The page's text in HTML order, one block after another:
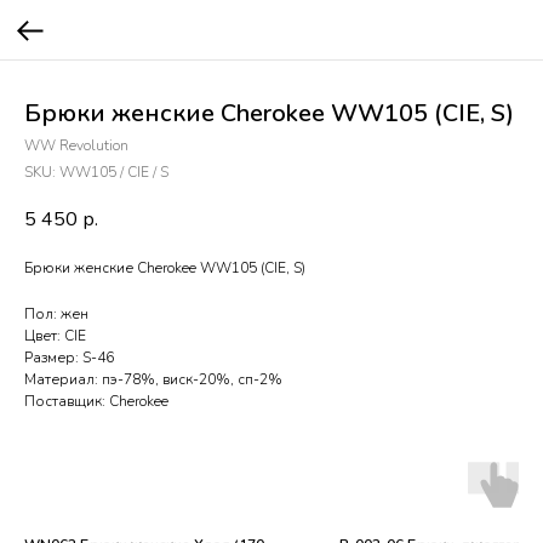
Брюки женские Cherokee WW105 (CIE, S)
WW Revolution
SKU: WW105 / CIE / S
5 450 р.
Брюки женские Cherokee WW105 (CIE, S)
Пол: жен
Цвет: CIE
Размер: S-46
Материал: пэ-78%, виск-20%, сп-2%
Поставщик: Cherokee